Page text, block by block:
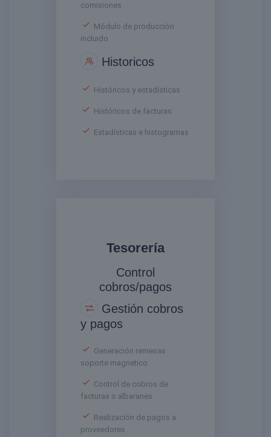
comisiones
Módulo de producción
incluido
Historicos
Históricos y estadísticas
Históricos de facturas
Estadísticas e histogramas
Tesorería
Control
cobros/pagos
Gestión cobros
y pagos
Generación remesas
soporte magnetico.
Control de cobros de
facturas o albaranes
Realización de pagos a
proveedores